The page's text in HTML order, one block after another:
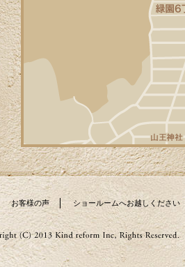
お客様の声 ショールームへお越しください